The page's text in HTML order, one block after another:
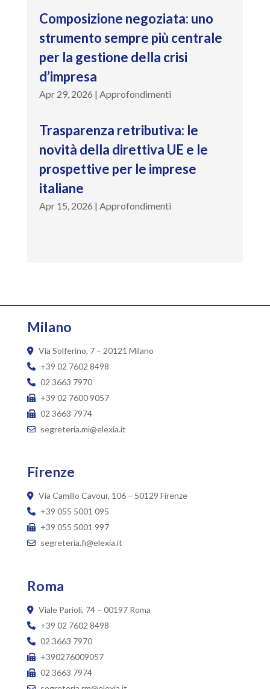
Composizione negoziata: uno
strumento sempre più centrale
per la gestione della crisi
d’impresa
Apr 29, 2026 | Approfondimenti
Trasparenza retributiva: le
novità della direttiva UE e le
prospettive per le imprese
italiane
Apr 15, 2026 | Approfondimenti
Milano
Via Solferino, 7 – 20121 Milano
+39 02 7602 8498
02 3663 7970
+39 02 7600 9057
02 3663 7974
segreteria.mi@elexia.it
Firenze
Via Camillo Cavour, 106 – 50129 Firenze
+39 055 5001 095
+39 055 5001 997
segreteria.fi@elexia.it
Roma
Viale Parioli, 74 – 00197 Roma
+39 02 7602 8498
02 3663 7970
+390276009057
02 3663 7974